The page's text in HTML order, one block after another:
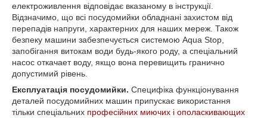
електроживлення відповідає вказаному в інструкції.
Відзначимо, що всі посудомийки обладнані захистом від
перепадів напруги, характерних для наших мереж. Також
безпеку машини забезпечується системою Aqua Stop,
запобігання витокам води будь-якого роду, а спеціальний
насос откачает воду, якщо вона перевищить гранично
допустимий рівень.
Експлуатація посудомийки. Специфіка функціонування
деталей посудомийних машин припускає використання
тільки спеціальних професійних миючих і ополаскивающих